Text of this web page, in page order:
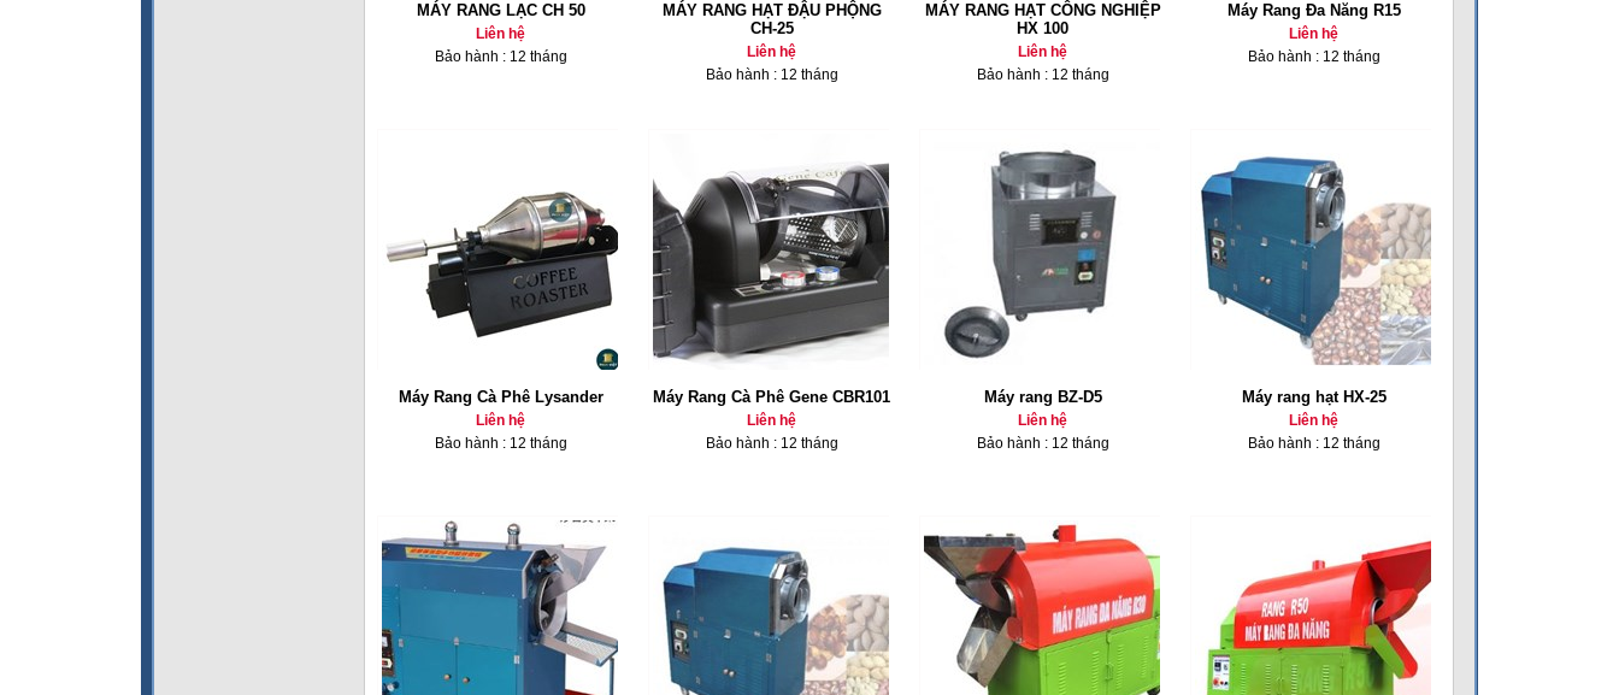
MÁY RANG LẠC CH 50
Liên hệ
Bảo hành : 12 tháng
MÁY RANG HẠT ĐẬU PHỘNG
CH-25
Liên hệ
Bảo hành : 12 tháng
MÁY RANG HẠT CÔNG NGHIỆP
HX 100
Liên hệ
Bảo hành : 12 tháng
Máy Rang Đa Năng R15
Liên hệ
Bảo hành : 12 tháng
Máy Rang Cà Phê Lysander
Liên hệ
Bảo hành : 12 tháng
Máy Rang Cà Phê Gene CBR101
Liên hệ
Bảo hành : 12 tháng
Máy rang BZ-D5
Liên hệ
Bảo hành : 12 tháng
Máy rang hạt HX-25
Liên hệ
Bảo hành : 12 tháng